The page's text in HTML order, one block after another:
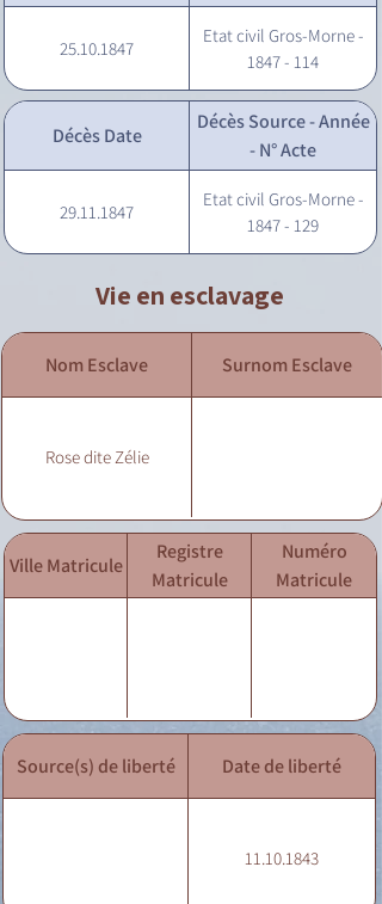
25.10.1847
Etat civil Gros-Morne -
1847 - 114
Décès Date
Décès Source - Année
- N° Acte
29.11.1847
Etat civil Gros-Morne -
1847 - 129
Vie en esclavage
Nom Esclave Surnom Esclave
Rose dite Zélie
Ville Matricule
Registre
Matricule
Numéro
Matricule
Source(s) de liberté Date de liberté
11.10.1843